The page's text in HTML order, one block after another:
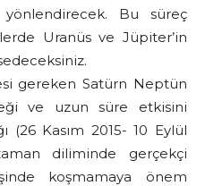
Bu süreç
Uranüs ve Jüpiter’in
gereken Satürn Neptün
ve uzun süre etkisini
(26 Kasım 2015- 10 Eylül
diliminde gerçekçi
koşmamaya önem